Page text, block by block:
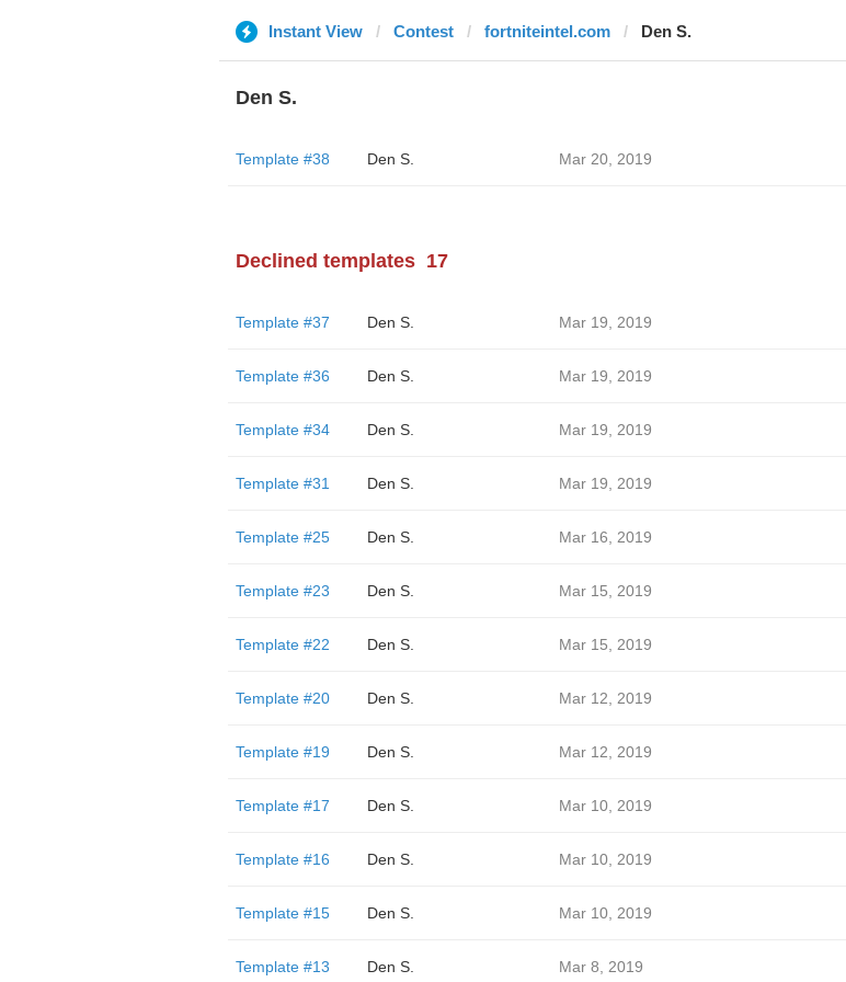
Instant View Contest fortniteintel.com Den S.
Den S.
Template #38 Den S. Mar 20, 2019
Declined templates 17
Template #37 Den S. Mar 19, 2019
Template #36 Den S. Mar 19, 2019
Template #34 Den S. Mar 19, 2019
Template #31 Den S. Mar 19, 2019
Template #25 Den S. Mar 16, 2019
Template #23 Den S. Mar 15, 2019
Template #22 Den S. Mar 15, 2019
Template #20 Den S. Mar 12, 2019
Template #19 Den S. Mar 12, 2019
Template #17 Den S. Mar 10, 2019
Template #16 Den S. Mar 10, 2019
Template #15 Den S. Mar 10, 2019
Template #13 Den S. Mar 8, 2019